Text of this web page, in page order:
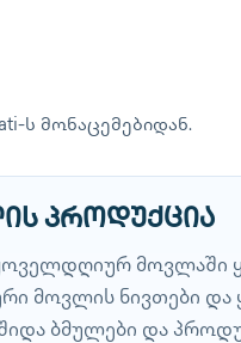
ს მონაცემებიდან.
პროდუქცია
მოვლაში
მოვლის ნივთები
შიდა ბმულები და